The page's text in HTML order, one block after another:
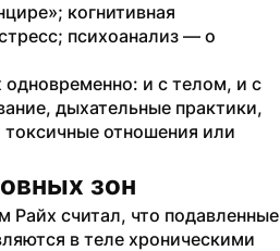
когнитивная
психоанализ — о
одновременно: и с телом, и с
дыхательные практики,
отношения или
зон
Райх считал, что подавленные
в теле хроническими